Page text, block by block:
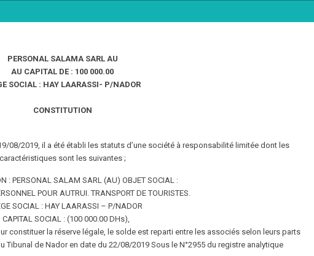
PERSONAL SALAMA SARL AU
AU CAPITAL DE : 100 000.00
SOCIAL : HAY LAARASSI- P/NADOR
CONSTITUTION
08/2019, il a été établi les statuts d’une société à responsabilité limitée dont les
caractéristiques sont les suivantes ;
: PERSONAL SALAM SARL (AU) OBJET SOCIAL :
POUR AUTRUI. TRANSPORT DE TOURISTES.
SOCIAL : HAY LAARASSI – P/NADOR
CAPITAL SOCIAL : (100 000.00 DHs),
constituer la réserve légale, le solde est reparti entre les associés selon leurs parts
de Nador en date du 22/08/2019 Sous le N°2955 du registre analytique